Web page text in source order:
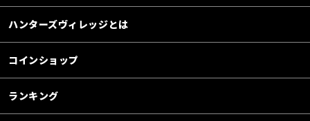
ハンターズヴィレッジとは
コインショップ
ランキング